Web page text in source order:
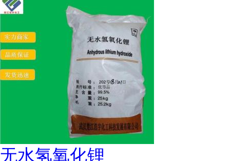
无水氢氧化锂